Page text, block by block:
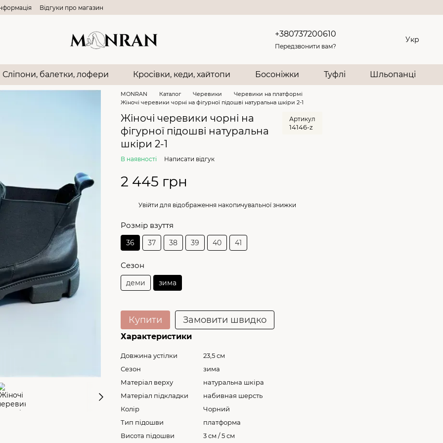
Відгуки про магазин
+380737200610
Передзвонити вам?
Укр
Сліпони, балетки, лофери Кросівки, кеди, хайтопи Босоніжки Туфлі Шльопанці
MONRAN Каталог Черевики
Черевики на платформі
Жіночі черевики чорні на фігурної підошві натуральна шкіри 2-1
Жіночі черевики чорні на
фігурної підошві натуральна
шкіри 2-1
Артикул
14146-z
В наявності Написати відгук
2 445 грн
Увійти для відображення накопичувальної знижки
Розмір взуття
36 37 38 39 40 41
Сезон
деми зима
Купити Замовити швидко
Характеристики
Довжина устілки
23,5 см
Сезон
зима
Матеріал верху
натуральна шкіра
Матеріал підкладки
набивная шерсть
Колір
Чорний
Тип підошви
платформа
Висота підошви
3 см / 5 см